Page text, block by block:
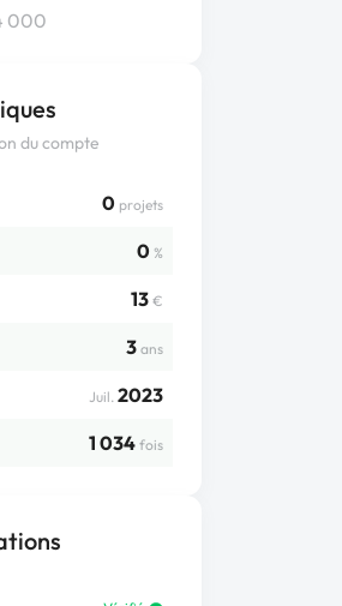
000
du compte
0 projets
0 %
13 €
3 ans
Juil. 2023
1 034 fois